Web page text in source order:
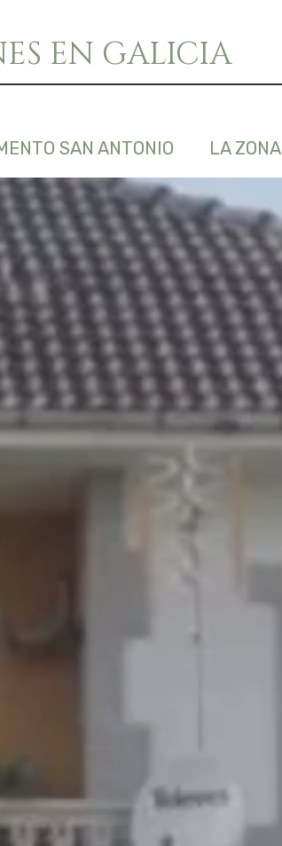
EN GALICIA
SAN ANTONIO LA ZONA